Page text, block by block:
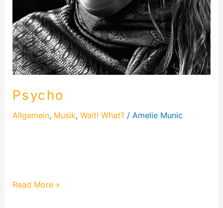
Psycho
Allgemein, Musik, Wait! What?/ Amelie Munic
Read More »